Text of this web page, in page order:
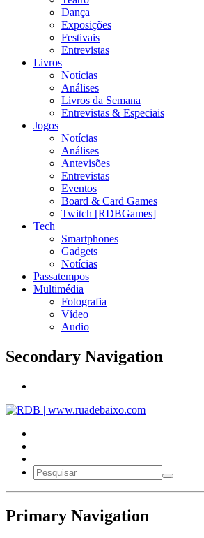
Dança
Exposições
Festivais
Entrevistas
Livros
Notícias
Análises
Livros da Semana
Entrevistas & Especiais
Jogos
Notícias
Análises
Antevisões
Entrevistas
Eventos
Board & Card Games
Twitch [RDBGames]
Tech
Smartphones
Gadgets
Notícias
Passatempos
Multimédia
Fotografia
Vídeo
Audio
Secondary Navigation
Primary Navigation